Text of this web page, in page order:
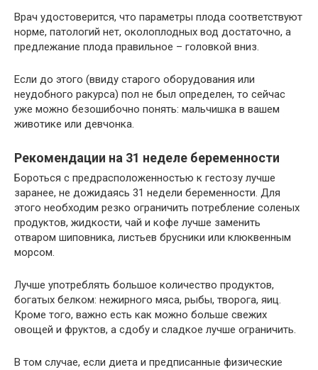
Врач удостоверится, что параметры плода соответствуют
норме, патологий нет, околоплодных вод достаточно, а
предлежание плода правильное – головкой вниз.
Если до этого (ввиду старого оборудования или
неудобного ракурса) пол не был определен, то сейчас
уже можно безошибочно понять: мальчишка в вашем
животике или девчонка.
Рекомендации на 31 неделе беременности
Бороться с предрасположенностью к гестозу лучше
заранее, не дожидаясь 31 недели беременности. Для
этого необходим резко ограничить потребление соленых
продуктов, жидкости, чай и кофе лучше заменить
отваром шиповника, листьев брусники или клюквенным
морсом.
Лучше употреблять большое количество продуктов,
богатых белком: нежирного мяса, рыбы, творога, яиц.
Кроме того, важно есть как можно больше свежих
овощей и фруктов, а сдобу и сладкое лучше ограничить.
В том случае, если диета и предписанные физические